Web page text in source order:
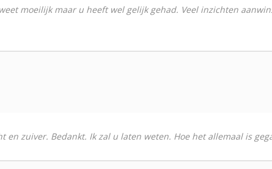
moeilijk maar u heeft wel gelijk gehad. Veel inzichten
en zuiver. Bedankt. Ik zal u laten weten. Hoe het allemaal is